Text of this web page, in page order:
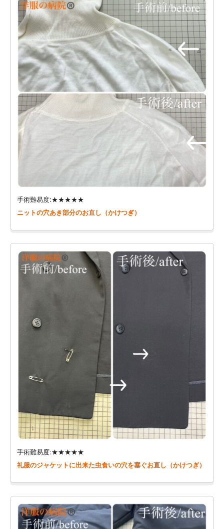
手術難易度:★★★★★
ニットの穴あき部分のお直し（かけつぎ）
手術難易度:★★★★★
礼服のジャケットに出来た虫食いの穴を塞ぐお直し（かけつぎ）